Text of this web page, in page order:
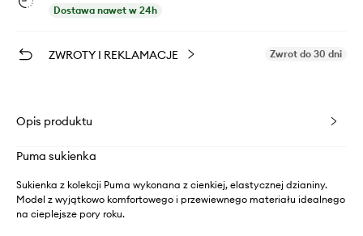
Dostawa nawet w 24h
ZWROTY I REKLAMACJE Zwrot do 30 dni
Opis produktu
Puma sukienka
Sukienka z kolekcji Puma wykonana z cienkiej, elastycznej dzianiny.
Model z wyjątkowo komfortowego i przewiewnego materiału idealnego
na cieplejsze pory roku.